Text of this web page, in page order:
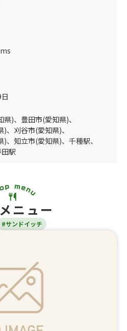
県)、 豊田市(愛知県)、
)、 刈谷市(愛知県)、
)、 知立市(愛知県)、 千種駅、
田駅
ニュー
#サンドイッチ